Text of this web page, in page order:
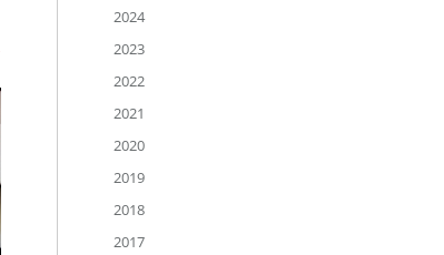
2024
2023
2022
2021
2020
2019
2018
2017